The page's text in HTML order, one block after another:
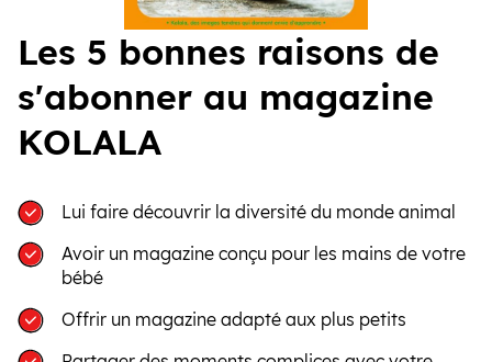
Les 5 bonnes raisons de
s'abonner au magazine
KOLALA
Lui faire découvrir la diversité du monde animal
Avoir un magazine conçu pour les mains de votre
bébé
Offrir un magazine adapté aux plus petits